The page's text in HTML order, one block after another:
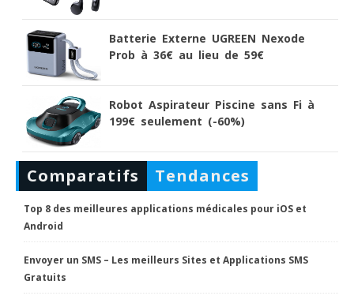
Batterie Externe UGREEN Nexode
Prob à 36€ au lieu de 59€
Robot Aspirateur Piscine sans Fi à
199€ seulement (-60%)
Comparatifs Tendances
Top 8 des meilleures applications médicales pour iOS et
Android
Envoyer un SMS – Les meilleurs Sites et Applications SMS
Gratuits